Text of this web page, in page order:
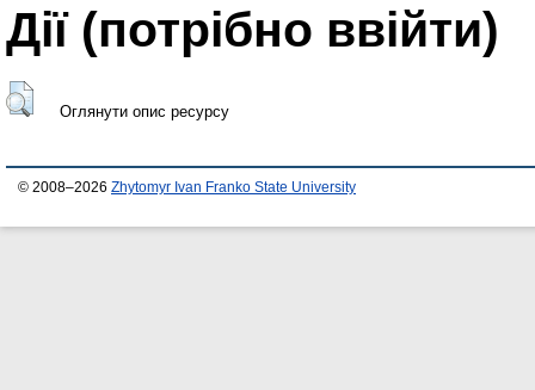
Дії ​​(потрібно ввійти)
Оглянути опис ресурсу
© 2008–2026 Zhytomyr Ivan Franko State University